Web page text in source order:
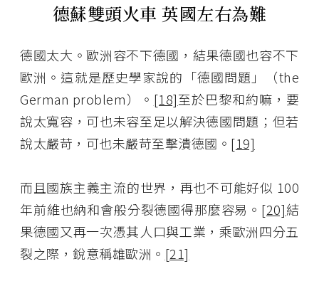
德蘇雙頭火車 英國左右為難
德國太大。歐洲容不下德國，結果德國也容不下
歐洲。這就是歷史學家說的「德國問題」（the
German problem）。 [18]至於巴黎和約嘛，要
說太寬容，可也未容至足以解決德國問題；但若
說太嚴苛，可也未嚴苛至擊潰德國。 [19]
而且國族主義主流的世界，再也不可能好似 100
年前維也納和會般分裂德國得那麼容易。 [20]結
果德國又再一次憑其人口與工業，乘歐洲四分五
裂之際，銳意稱雄歐洲。 [21]